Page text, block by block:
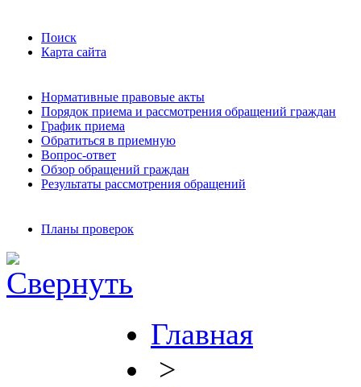
Поиск
Карта сайта
Нормативные правовые акты
Порядок приема и рассмотрения обращений граждан
График приема
Обратиться в приемную
Вопрос-ответ
Обзор обращений граждан
Результаты рассмотрения обращений
Планы проверок
Главная
>